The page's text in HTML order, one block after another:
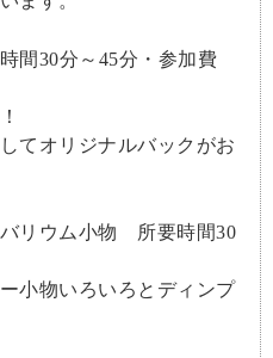
30分～45分・参加費
てオリジナルバックがお
リウム小物 所要時間30
小物いろいろとディンプ